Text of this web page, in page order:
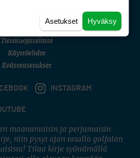
digi@otavamedia.fi
Tietosuojaseloste
Käyttöehdot
Evästeasetukset
INSTAGRAM
maanantaisin ja perjantaisin
niin pysyt ajan tasalla golfalan
Tilaa kirje syöttämällä
Hyväksy
Asetukset